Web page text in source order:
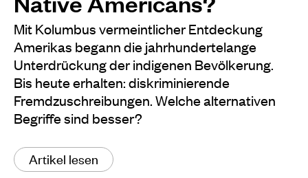
Mit Kolumbus vermeintlicher Entdeckung
Amerikas begann die jahrhundertelange
Unterdrückung der indigenen Bevölkerung.
Bis heute erhalten: diskriminierende
Fremdzuschreibungen. Welche alternativen
Begriffe sind besser?
Artikel lesen